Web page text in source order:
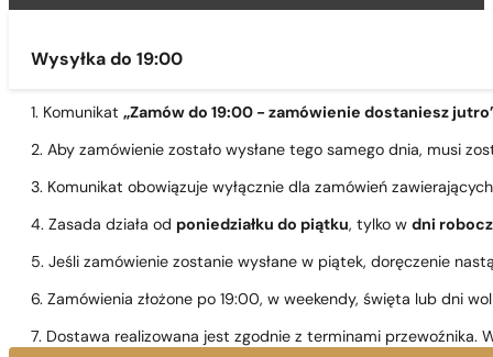
Wysyłka do 19:00
1. Komunikat „Zamów do 19:00 - zamówienie dostaniesz
2. Aby zamówienie zostało wysłane tego samego dnia, musi
3. Komunikat obowiązuje wyłącznie dla zamówień
4. Zasada działa od poniedziałku do piątku, tylko w dni
5. Jeśli zamówienie zostanie wysłane w piątek, doręczenie
6. Zamówienia złożone po 19:00, w weekendy, święta lub dni
7. Dostawa realizowana jest zgodnie z terminami przewoźnika.